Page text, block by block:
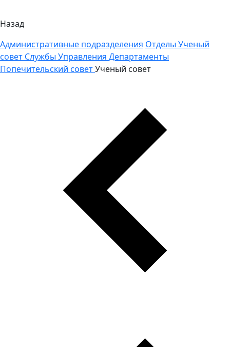
Назад
Административные подразделения Отделы Ученый
совет Службы Управления Департаменты
Попечительский советУченый совет